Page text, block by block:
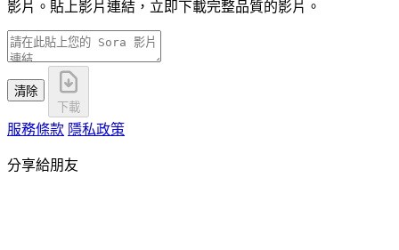
影片。貼上影片連結，立即下載完整品質的影片。
清除
下載
服務條款 隱私政策
分享給朋友